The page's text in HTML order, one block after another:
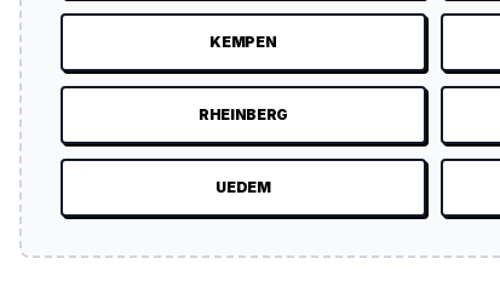
KEMPEN
RHEINBERG
UEDEM